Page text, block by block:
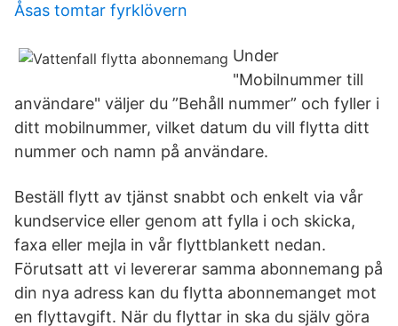
Åsas tomtar fyrklövern
Under
"Mobilnummer till
användare" väljer du ”Behåll nummer” och fyller i
ditt mobilnummer, vilket datum du vill flytta ditt
nummer och namn på användare.
Beställ flytt av tjänst snabbt och enkelt via vår
kundservice eller genom att fylla i och skicka,
faxa eller mejla in vår flyttblankett nedan.
Förutsatt att vi levererar samma abonnemang på
din nya adress kan du flytta abonnemanget mot
en flyttavgift. När du flyttar in ska du själv göra